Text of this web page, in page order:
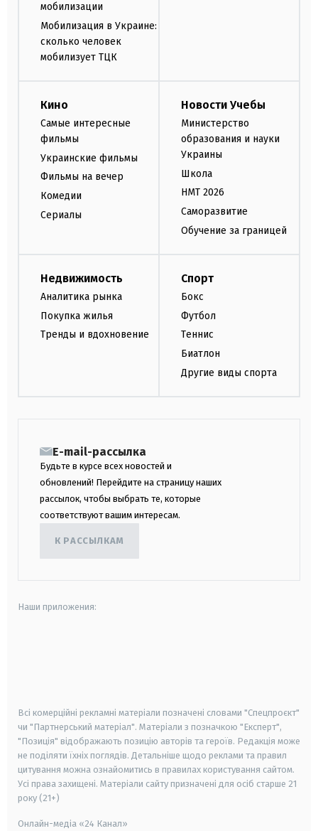
мобилизации
Мобилизация в Украине:
сколько человек
мобилизует ТЦК
Кино
Самые интересные
фильмы
Украинские фильмы
Фильмы на вечер
Комедии
Сериалы
Новости Учебы
Министерство
образования и науки
Украины
Школа
НМТ 2026
Саморазвитие
Обучение за границей
Недвижимость
Аналитика рынка
Покупка жилья
Тренды и вдохновение
Спорт
Бокс
Футбол
Теннис
Биатлон
Другие виды спорта
E-mail-рассылка
Будьте в курсе всех новостей и
обновлений! Перейдите на страницу наших
рассылок, чтобы выбрать те, которые
соответствуют вашим интересам.
К РАССЫЛКАМ
Наши приложения:
Всі комерційні рекламні матеріали позначені словами "Спецпроєкт"
чи "Партнерський матеріал". Матеріали з позначкою "Експерт",
"Позиція" відображають позицію авторів та героїв. Редакція може
не поділяти їхніх поглядів. Детальніше щодо реклами та правил
цитування можна ознайомитись в правилах користування сайтом.
Усі права захищені. Матеріали сайту призначені для осіб старше 21
року (21+)
Онлайн-медіа «24 Канал»